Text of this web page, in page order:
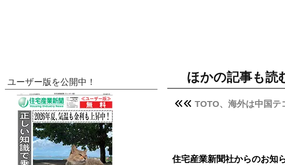
ほかの記事も読
TOTO、海外は中国テ
住宅産業新聞社からのお知
ユーザー版を公開中！